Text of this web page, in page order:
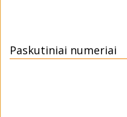
Paskutiniai numeriai